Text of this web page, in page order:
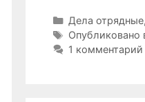
Рубрики
Дела отрядные,
Метки
Опубликовано
1 комментарий